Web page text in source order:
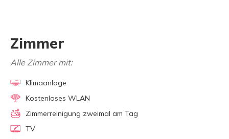
Zimmer
Alle Zimmer mit:
Klimaanlage
Kostenloses WLAN
Zimmerreinigung zweimal am Tag
TV